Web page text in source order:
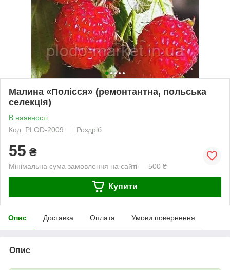
Малина «Полісся» (ремонтантна, польська
селекція)
В наявності
Код: PLOD-2009
Роздріб
55 ₴
Мінімальна сума замовлення на сайті — 500 ₴
Купити
Опис Доставка Оплата Умови повернення
Опис